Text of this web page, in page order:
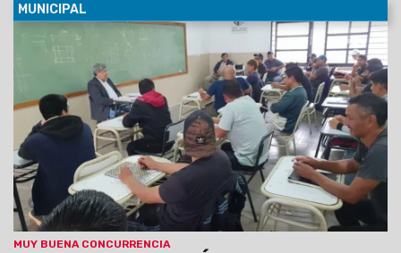
MUNICIPAL
MUY BUENA CONCURRENCIA
05/03/2024
Las clases iniciaron con cupo completo en
todas las capacitaciones que brinda la Escuela de
Emprendedores, en los diferentes dispositivos municipales.
La formación cuenta con el aval del Ministerio de Educación
de la provincia.